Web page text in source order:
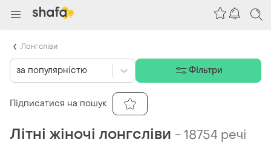
Літні жіночі лонгсліви -18754 речі
за популярністю Фільтри
Підписатися на пошук
Лонгсліви